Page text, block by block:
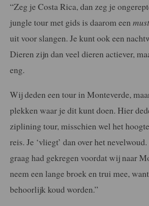
“Zeg je Costa Rica, dan zeg je
jungle tour met gids is daarom een must
uit voor slangen. Je kunt ook een
Dieren zijn dan veel dieren actiever,
eng.
Wij deden een tour in Monteverde,
plekken waar je dit kunt doen. Hier
ziplining tour, misschien wel het
reis. Je ‘vliegt’ dan over het
graag had gekregen voordat wij naar
neem een lange broek en trui mee,
behoorlijk koud worden.”